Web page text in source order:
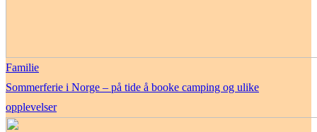
Familie
Sommerferie i Norge – på tide å booke camping og ulike
opplevelser